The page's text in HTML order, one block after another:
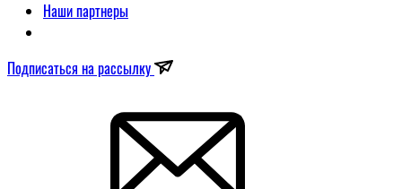
Наши партнеры
Подписаться на рассылку